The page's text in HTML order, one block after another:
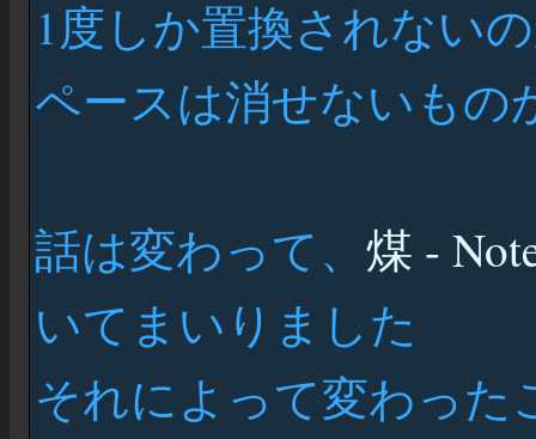
1度しか置換されない
ペースは消せないもの
話は変わって、 煤 -
いてまいりました
それによって変わった